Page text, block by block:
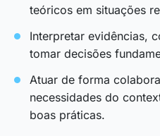
teóricos em situações
Interpretar evidências,
tomar decisões
Atuar de forma
necessidades do
boas práticas.